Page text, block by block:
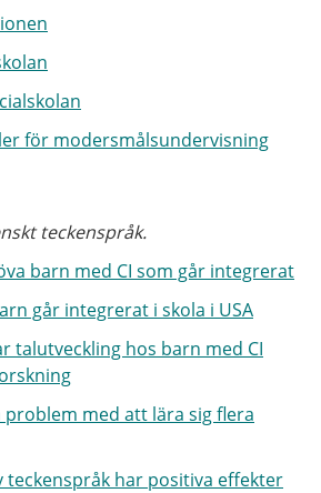
för modersmålsundervisning
teckenspråk.
barn med CI som går integrerat
går integrerat i skola i USA
talutveckling hos barn med CI
med att lära sig flera
teckenspråk har positiva effekter